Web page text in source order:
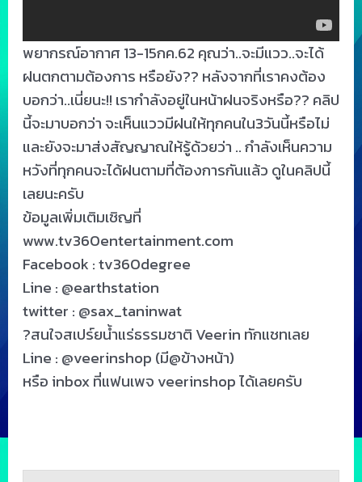
พยากรณ์อากาศ 13-15กค.62 คุณว่า..จะมีแวว..จะได้
ฝนตกตามต้องการ หรือยัง?? หลังจากที่เราคงต้อง
บอกว่า..เนี่ยนะ!! เรากำลังอยู่ในหน้าฝนจริงหรือ?? คลิป
นี้จะมาบอกว่า จะเห็นแววมีฝนให้ทุกคนใน3วันนี้หรือไม่
และยังจะมาส่งสัญญาณให้รู้ด้วยว่า .. กำลังเห็นความ
หวังที่ทุกคนจะได้ฝนตามที่ต้องการกันแล้ว ดูในคลิปนี้
เลยนะครับ
ข้อมูลเพิ่มเติมเชิญที่
www.tv360entertainment.com
Facebook : tv360degree
Line : @earthstation
twitter : @sax_taninwat
?สนใจสเปร์ยน้ำแร่ธรรมชาติ Veerin ทักแชทเลย
Line : @veerinshop (มี@ข้างหน้า)
หรือ inbox ที่แฟนเพจ veerinshop ได้เลยครับ